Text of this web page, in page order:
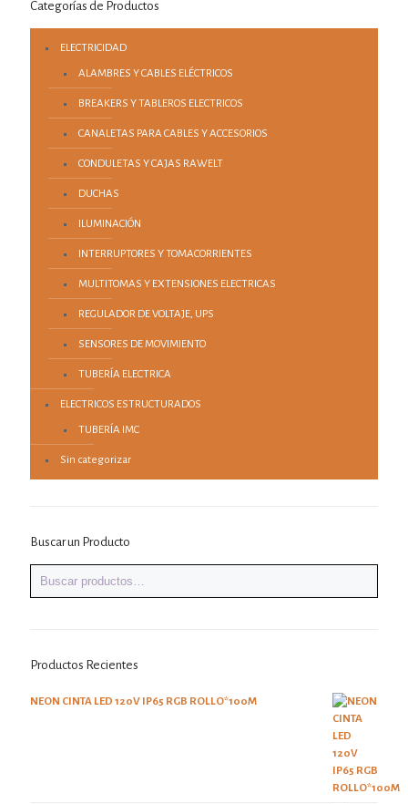
Categorías de Productos
ELECTRICIDAD
ALAMBRES Y CABLES ELÉCTRICOS
BREAKERS Y TABLEROS ELECTRICOS
CANALETAS PARA CABLES Y ACCESORIOS
CONDULETAS Y CAJAS RAWELT
DUCHAS
ILUMINACIÓN
INTERRUPTORES Y TOMACORRIENTES
MULTITOMAS Y EXTENSIONES ELECTRICAS
REGULADOR DE VOLTAJE, UPS
SENSORES DE MOVIMIENTO
TUBERÍA ELECTRICA
ELECTRICOS ESTRUCTURADOS
TUBERÍA IMC
Sin categorizar
Buscar un Producto
Productos Recientes
NEON CINTA LED 120V IP65 RGB ROLLO*100M